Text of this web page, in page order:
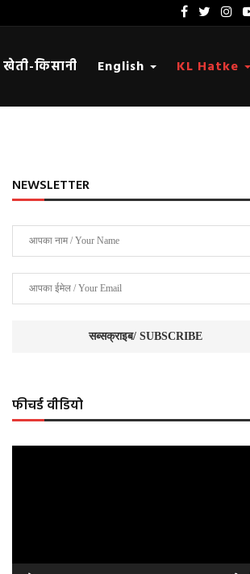
खेती-किसानी English KL Hatke
NEWSLETTER
फीचर्ड वीडियो